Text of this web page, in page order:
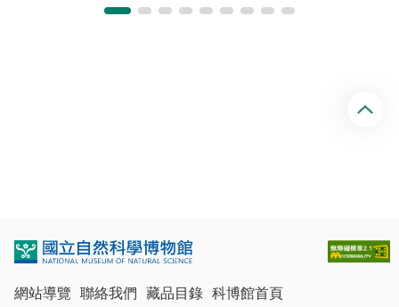
網站導覽 聯絡我們 藏品目錄 科博館首頁
回
頂
端